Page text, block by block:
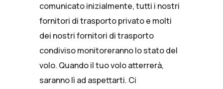
comunicato inizialmente, tutti i nostri
fornitori di trasporto privato e molti
dei nostri fornitori di trasporto
condiviso monitoreranno lo stato del
volo. Quando il tuo volo atterrerà,
saranno lì ad aspettarti. Ci